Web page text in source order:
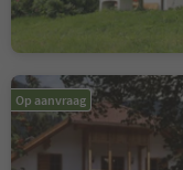
Op aanvraag